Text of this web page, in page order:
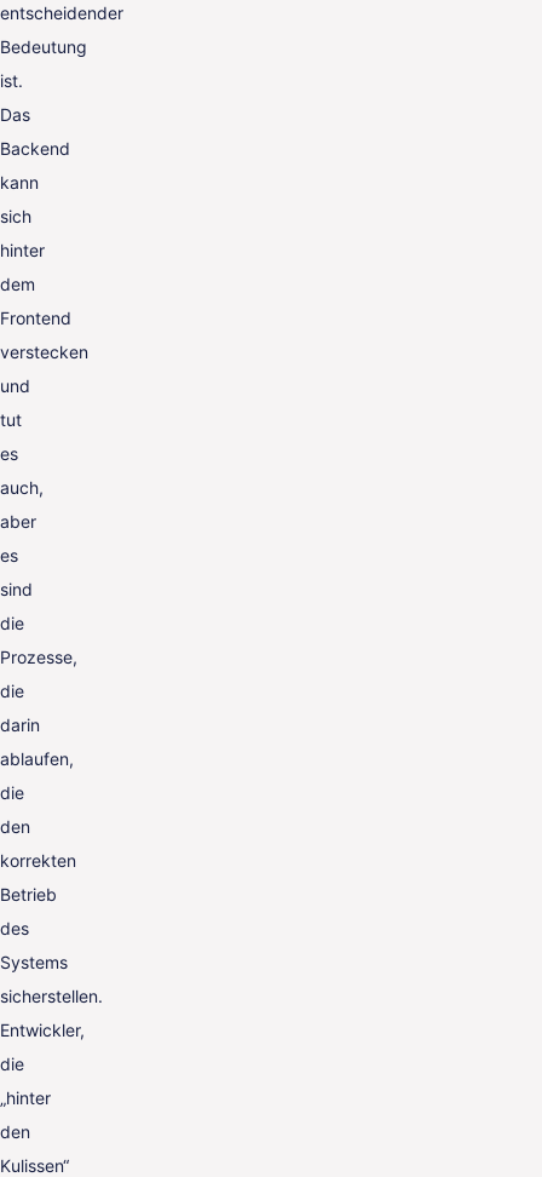
entscheidender
Bedeutung
ist.
Das
Backend
kann
sich
hinter
dem
Frontend
verstecken
und
tut
es
auch,
aber
es
sind
die
Prozesse,
die
darin
ablaufen,
die
den
korrekten
Betrieb
des
Systems
sicherstellen.
Entwickler,
die
„hinter
den
Kulissen“